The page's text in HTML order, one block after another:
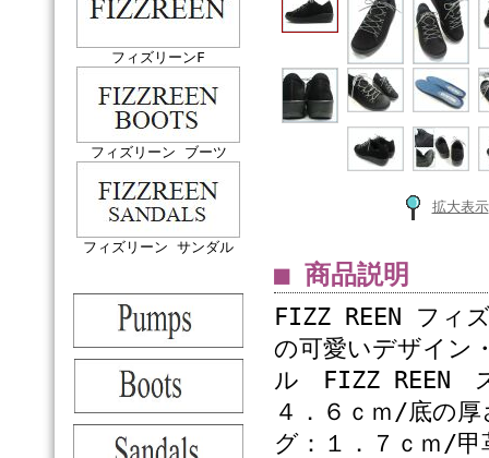
フィズリーンF
フィズリーン ブーツ
フィズリーン サンダル
拡大表示
■ 商品説明
FIZZ REEN フ
の可愛いデザイン
ル FIZZ REEN ス
４．６ｃｍ/底の
グ：１．７ｃｍ/